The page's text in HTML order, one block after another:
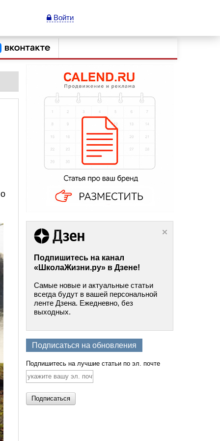
Войти
Подпишитесь на канал
«ШколаЖизни.ру» в Дзене!
Самые новые и актуальные статьи
всегда будут в вашей персональной
ленте Дзена. Ежедневно, без
выходных.
Подписаться на обновления
Подпишитесь на лучшие статьи по эл. почте